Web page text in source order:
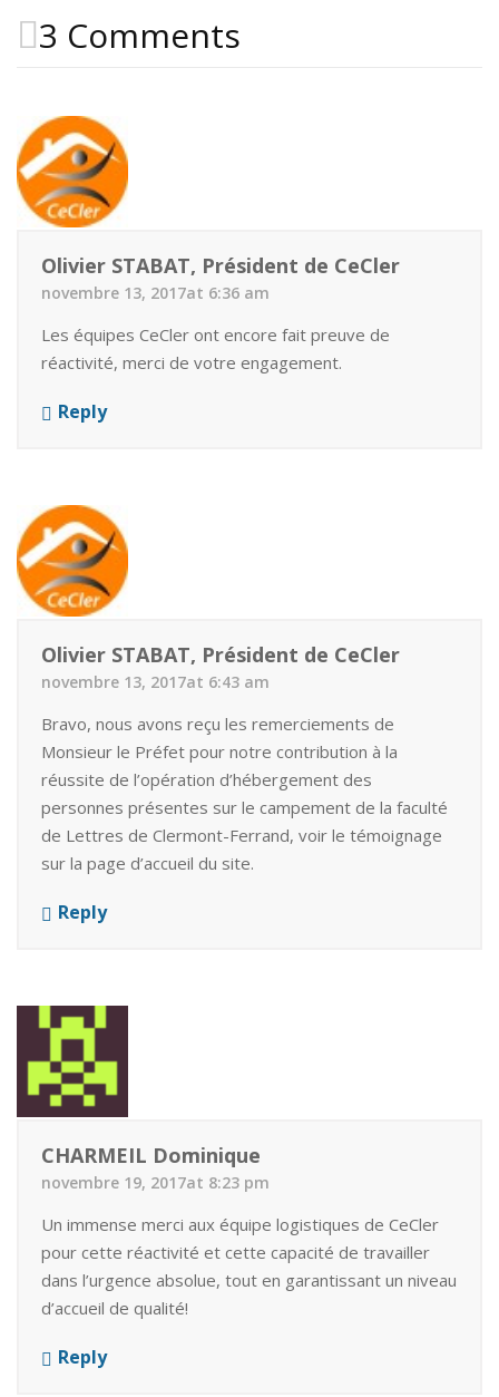
3 Comments
Olivier STABAT, Président de CeCler
novembre 13, 2017at 6:36 am
Les équipes CeCler ont encore fait preuve de
réactivité, merci de votre engagement.
Reply
Olivier STABAT, Président de CeCler
novembre 13, 2017at 6:43 am
Bravo, nous avons reçu les remerciements de
Monsieur le Préfet pour notre contribution à la
réussite de l’opération d’hébergement des
personnes présentes sur le campement de la faculté
de Lettres de Clermont-Ferrand, voir le témoignage
sur la page d’accueil du site.
Reply
CHARMEIL Dominique
novembre 19, 2017at 8:23 pm
Un immense merci aux équipe logistiques de CeCler
pour cette réactivité et cette capacité de travailler
dans l’urgence absolue, tout en garantissant un niveau
d’accueil de qualité!
Reply